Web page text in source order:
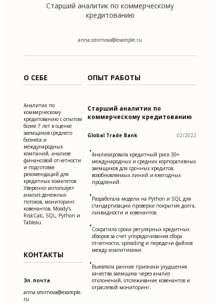
Старший аналитик по коммерческому
кредитованию
anna.smirnova@example.ru
О СЕБЕ
Аналитик по
коммерческому
кредитованию с опытом
более 7 лет в оценке
заемщиков среднего
бизнеса и
международных
компаний, анализе
финансовой отчетности
и подготовке
рекомендаций для
кредитных комитетов.
Уверенно использует
анализ денежных
потоков, мониторинг
ковенантов, Moody’s
RiskCalc, SQL, Python и
Tableau.
КОНТАКТЫ
Эл. почта
anna.smirnova@example.
ru
ОПЫТ РАБОТЫ
Старший аналитик по
коммерческому кредитованию
Global Trade Bank 02/2022
•Анализировала кредитный риск 30+
международных и средних корпоративных
заемщиков для срочных кредитов,
возобновляемых линий и ежегодных
продлений.
•Разработала модели на Python и SQL для
стандартизации проверки покрытия долга,
ликвидности и ковенантов.
•Сократила сроки регулярных кредитных
обзоров за счет упорядочивания сбора
отчетности, spreading и передачи файлов
между аналитиками.
•Выявляла ранние признаки ухудшения
качества заемщика через анализ
отклонений, отслеживание ковенантов и
отраслевой мониторинг.